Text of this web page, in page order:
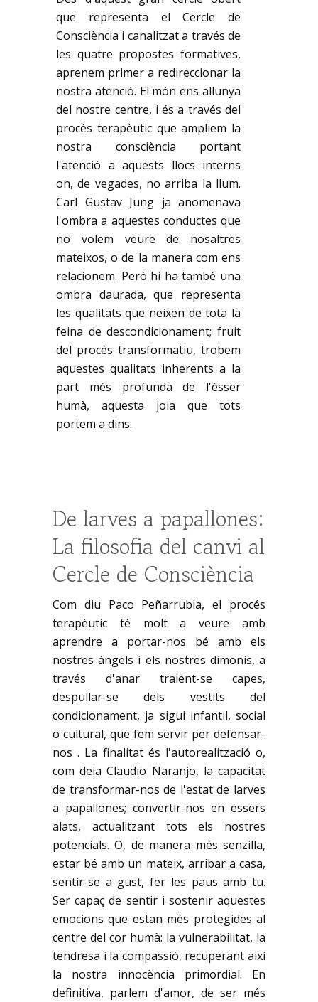
que representa el Cercle de
Consciència i canalitzat a través de
les quatre propostes formatives,
aprenem primer a redireccionar la
nostra atenció. El món ens allunya
del nostre centre, i és a través del
procés terapèutic que ampliem la
nostra consciència portant
l'atenció a aquests llocs interns
on, de vegades, no arriba la llum.
Carl Gustav Jung ja anomenava
l'ombra a aquestes conductes que
no volem veure de nosaltres
mateixos, o de la manera com ens
relacionem. Però hi ha també una
ombra daurada, que representa
les qualitats que neixen de tota la
feina de descondicionament; fruit
del procés transformatiu, trobem
aquestes qualitats inherents a la
part més profunda de l'ésser
humà, aquesta joia que tots
portem a dins.
De larves a papallones:
La filosofia del canvi al
Cercle de Consciència
Com diu Paco Peñarrubia, el procés
terapèutic té molt a veure amb
aprendre a portar-nos bé amb els
nostres àngels i els nostres dimonis, a
través d'anar traient-se capes,
despullar-se dels vestits del
condicionament, ja sigui infantil, social
o cultural, que fem servir per defensar-
nos . La finalitat és l'autorealització o,
com deia Claudio Naranjo, la capacitat
de transformar-nos de l'estat de larves
a papallones; convertir-nos en éssers
alats, actualitzant tots els nostres
potencials. O, de manera més senzilla,
estar bé amb un mateix, arribar a casa,
sentir-se a gust, fer les paus amb tu.
Ser capaç de sentir i sostenir aquestes
emocions que estan més protegides al
centre del cor humà: la vulnerabilitat, la
tendresa i la compassió, recuperant així
la nostra innocència primordial. En
definitiva, parlem d'amor, de ser més